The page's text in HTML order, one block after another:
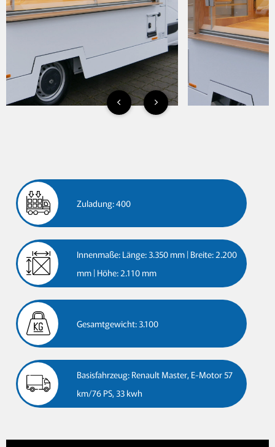
Zuladung: 400
Innenmaße: Länge: 3.350 mm | Breite: 2.200
mm | Höhe: 2.110 mm
Gesamtgewicht: 3.100
Basisfahrzeug: Renault Master, E-Motor 57
km/76 PS, 33 kwh